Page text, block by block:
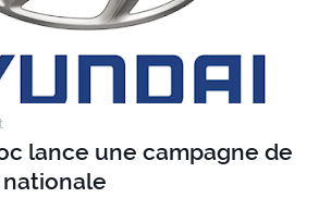
lance une campagne de